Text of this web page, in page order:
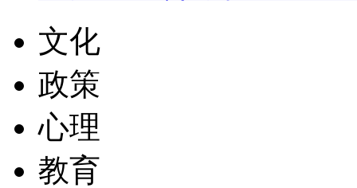
文化
政策
心理
教育